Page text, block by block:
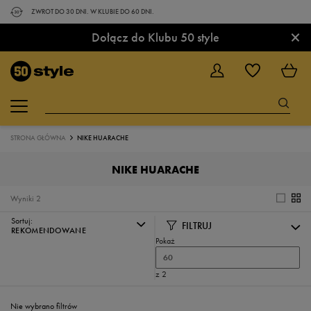
ZWROT DO 30 DNI. W KLUBIE DO 60 DNI.
Dołącz do Klubu 50 style ×
STRONA GŁÓWNA NIKE HUARACHE
NIKE HUARACHE
2
Wyniki
Sortuj:
REKOMENDOWANE
FILTRUJ
Pokaż
60
z 2
Nie wybrano filtrów